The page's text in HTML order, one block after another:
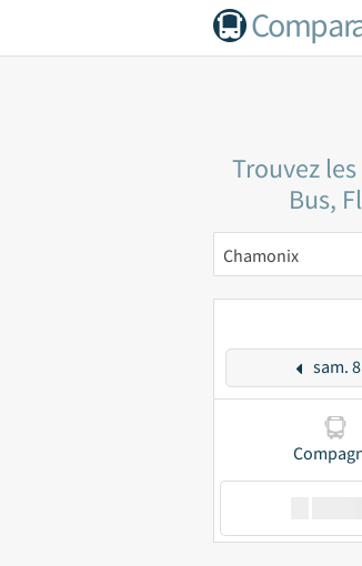
Trouvez
Bus,
Chamonix
sam. 8